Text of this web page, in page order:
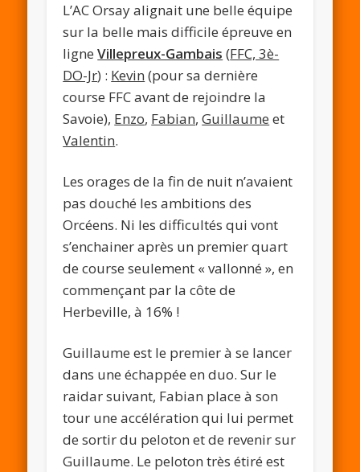
L’AC Orsay alignait une belle équipe
sur la belle mais difficile épreuve en
ligneVillepreux-Gambais (FFC, 3è-
DO-Jr) : Kevin (pour sa dernière
course FFC avant de rejoindre la
Savoie), Enzo, Fabian,Guillaume et
Valentin.
Les orages de la fin de nuit n’avaient
pas douché les ambitions des
Orcéens. Ni les difficultés qui vont
s’enchainer après un premier quart
de course seulement « vallonné », en
commençant par la côte de
Herbeville, à 16% !
Guillaume est le premier à se lancer
dans une échappée en duo. Sur le
raidar suivant, Fabian place à son
tour une accélération qui lui permet
de sortir du peloton et de revenir sur
Guillaume. Le peloton très étiré est